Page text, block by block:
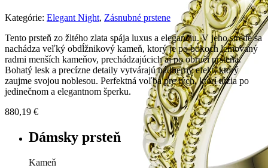
Kategórie: Elegant Night, Zásnubné prstene
Tento prsteň zo žltého zlata spája luxus a eleganciu. V jeho strede sa
nachádza veľký obdĺžnikový kameň, ktorý je po bokoch lemovaný
radmi menších kameňov, prechádzajúcich aj po obruči prsteňa.
Bohatý lesk a precízne detaily vytvárajú nádherný efekt, ktorý
zaujme svojou noblesou. Perfektná voľba pre tých, ktorí túžia po
jedinečnom a elegantnom šperku.
880,19 €
Dámsky prsteň
Kameň